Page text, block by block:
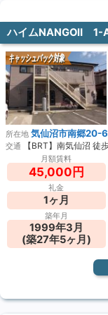
ハイムNANGOⅡ 1-
キャッシュバック対象
所在地 気仙沼市南郷20-6
交通 【BRT】南気仙沼 徒
月額賃料
45,000円
礼金
1ヶ月
築年月
1999年3月
(築27年5ヶ月)